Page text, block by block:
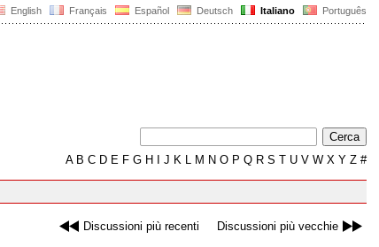
English Français Español Deutsch Italiano Português
AB C D E F G H J K L M N O P Q R S T U V W X Y Z #
Discussioni più recenti Discussioni più vecchie